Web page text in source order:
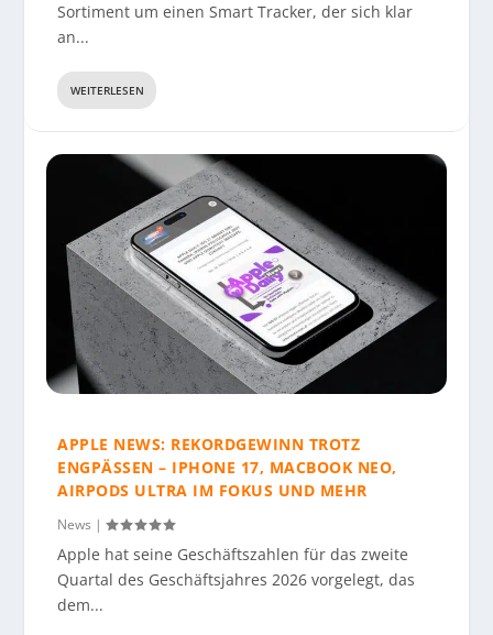
Sortiment um einen Smart Tracker, der sich klar
an...
WEITERLESEN
APPLE NEWS: REKORDGEWINN TROTZ
ENGPÄSSEN – IPHONE 17, MACBOOK NEO,
AIRPODS ULTRA IM FOKUS UND MEHR
News |
Apple hat seine Geschäftszahlen für das zweite
Quartal des Geschäftsjahres 2026 vorgelegt, das
dem...